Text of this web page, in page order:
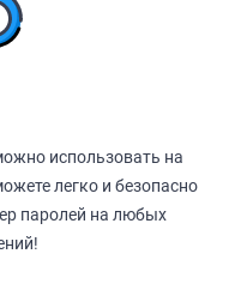
использовать на
легко и безопасно
паролей на любых